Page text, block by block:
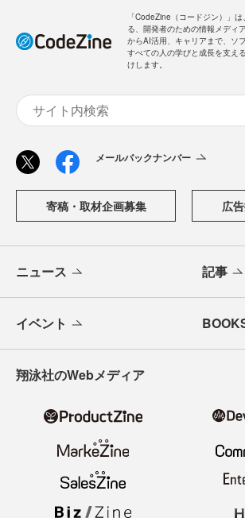
「CodeZine（コードジン）」
る、開発者のための情報メディ
からAI活用、キャリアまで、ソ
すべての人の学びと成長を支え
けします。
メールバックナンバー
寄稿・取材企画募集 広
ニュース 記事
イベント
翔泳社のWebメディア